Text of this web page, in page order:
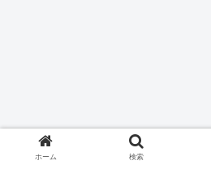
ホーム 検索